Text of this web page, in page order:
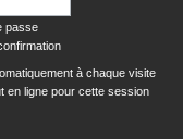
passe
à chaque visite
en ligne pour cette session